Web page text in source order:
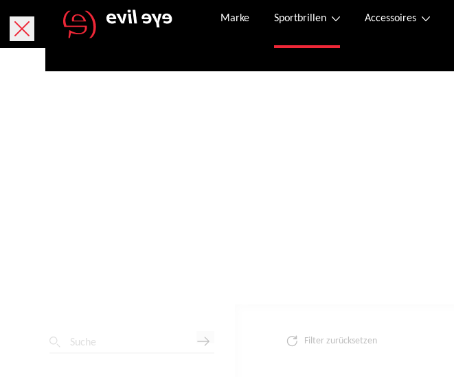
Marke Sportbrillen Accessoires
Suche Filter zurücksetzen